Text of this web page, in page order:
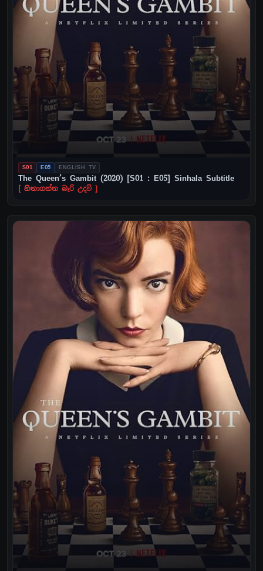
S01 E05 ENGLISH TV
The Queen’s Gambit (2020) [S01 : E05] Sinhala Subtitle
[ හිතාගන්න බැරි උදව් ]